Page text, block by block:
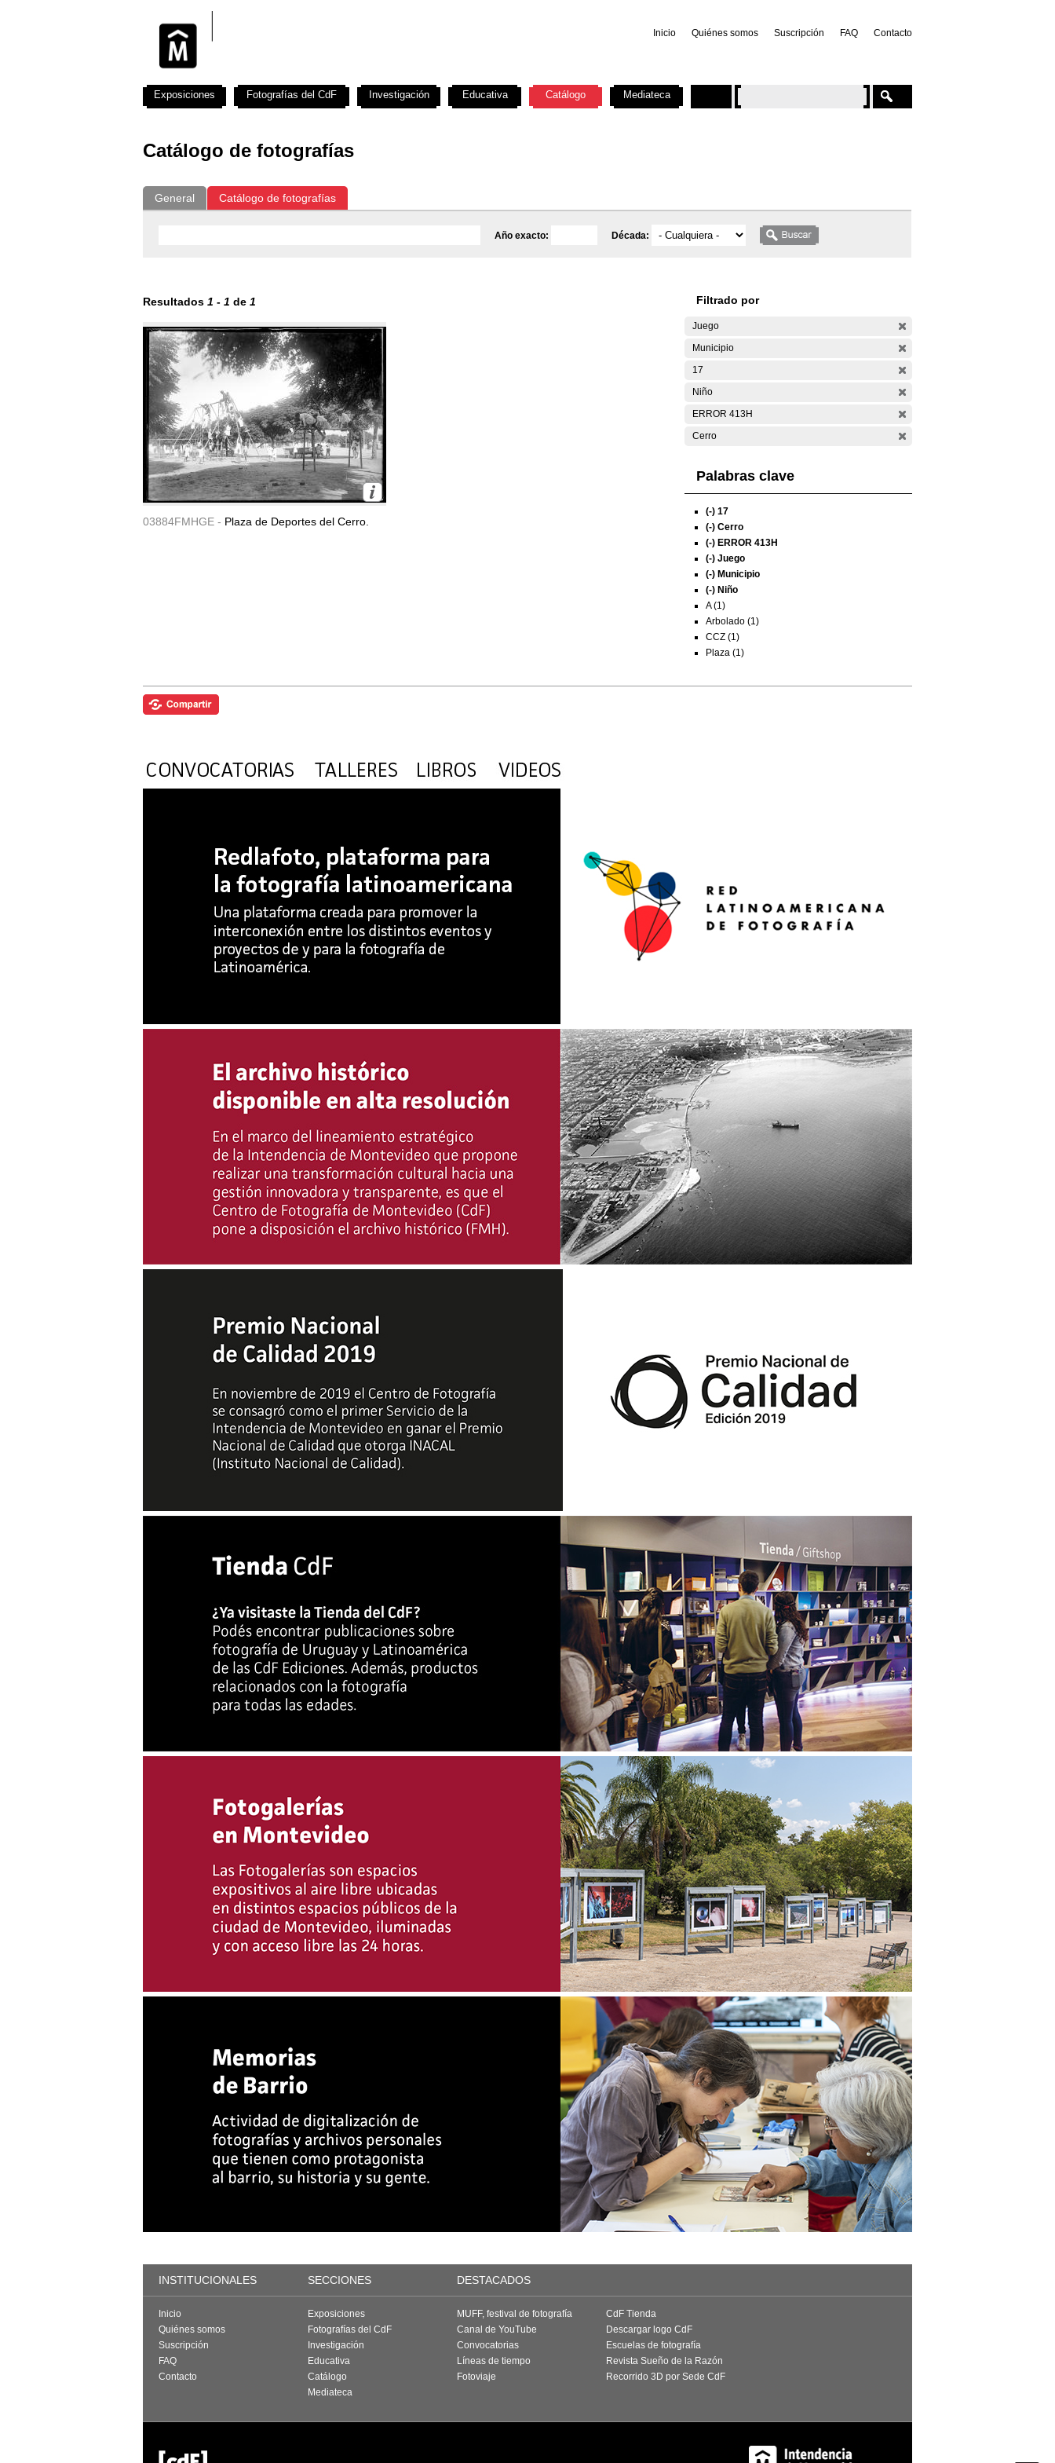
Inicio Quiénes somos Suscripción FAQ Contacto
Catálogo de fotografías
General Catálogo de fotografías
Año exacto: Década:
Resultados 1 - 1 de 1
03884FMHGE - Plaza de Deportes del Cerro.
Filtrado por
Juego
Municipio
17
Niño
ERROR 413H
Cerro
Palabras clave
(-) 17
(-) Cerro
(-) ERROR 413H
(-) Juego
(-) Municipio
(-) Niño
A (1)
Arbolado (1)
CCZ (1)
Plaza (1)
Exposiciones Fotografías del CdF Investigación Educativa Catálogo Mediateca
INSTITUCIONALES SECCIONES DESTACADOS
Inicio
Quiénes somos
Suscripción
FAQ
Contacto
Exposiciones
Fotografías del CdF
Investigación
Educativa
Catálogo
Mediateca
MUFF, festival de fotografía
Canal de YouTube
Convocatorias
Líneas de tiempo
Fotoviaje
CdF Tienda
Descargar logo CdF
Escuelas de fotografía
Revista Sueño de la Razón
Recorrido 3D por Sede CdF